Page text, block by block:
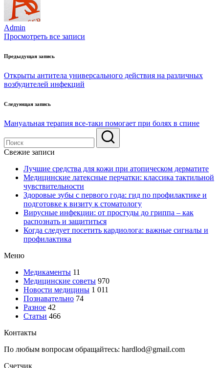
Admin
Просмотреть все записи
Навигация
по
записям
Предыдущая запись
Открыты антитела универсального действия на различных
возбудителей инфекций
Следующая запись
Мануальная терапия все-таки помогает при болях в спине
Свежие записи
Лучшие средства для кожи при атопическом дерматите
Медицинские латексные перчатки: классика тактильной
чувствительности
Здоровые зубы с первого года: гид по профилактике и
подготовке к визиту к стоматологу
Вирусные инфекции: от простуды до гриппа – как
распознать и защититься
Когда следует посетить кардиолога: важные сигналы и
профилактика
Меню
Медикаменты 11
Медицинские советы 970
Новости медицины 1 011
Познавательно 74
Разное 42
Статьи 466
Контакты
По любым вопросам обращайтесь: hardlod@gmail.com
Счетчик